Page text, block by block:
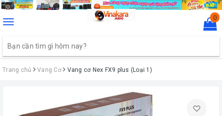
Toggle
0
Trang chủ Vang Cơ Vang cơ Nex FX9 plus (Loại 1)